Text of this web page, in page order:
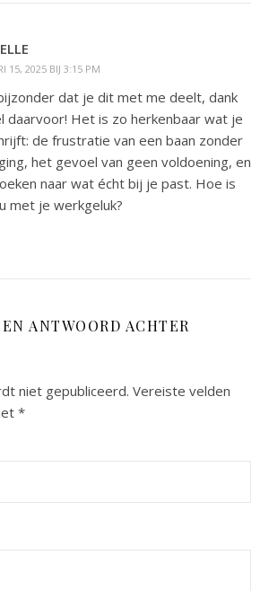
15, 2025 BIJ 3:15 PM
dat je dit met me deelt, dank
daarvoor! Het is zo herkenbaar wat je
de frustratie van een baan zonder
het gevoel van geen voldoening, en
naar wat écht bij je past. Hoe is
met je werkgeluk?
ANTWOORD ACHTER
niet gepubliceerd. Vereiste velden
*